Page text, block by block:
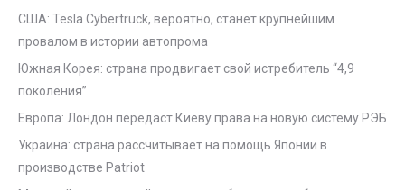
США: Tesla Cybertruck, вероятно, станет крупнейшим
провалом в истории автопрома
Южная Корея: страна продвигает свой истребитель “4,9
поколения”
Европа: Лондон передаст Киеву права на новую систему РЭБ
Украина: страна рассчитывает на помощь Японии в
производстве Patriot